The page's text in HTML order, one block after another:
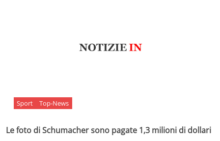
Sport Top-News
Le foto di Schumacher sono pagate 1,3 milioni di dollari